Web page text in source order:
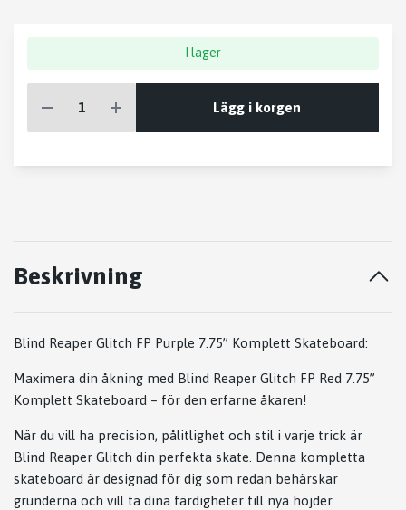
I lager
Lägg i korgen
Beskrivning
Blind Reaper Glitch FP Purple 7.75” Komplett Skateboard:
Maximera din åkning med Blind Reaper Glitch FP Red 7.75”
Komplett Skateboard – för den erfarne åkaren!
När du vill ha precision, pålitlighet och stil i varje trick är
Blind Reaper Glitch din perfekta skate. Denna kompletta
skateboard är designad för dig som redan behärskar
grunderna och vill ta dina färdigheter till nya höjder